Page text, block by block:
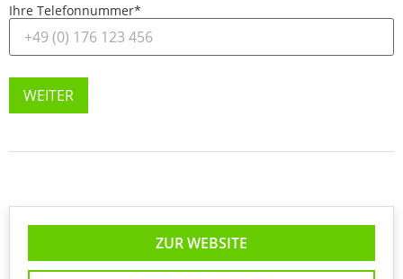
Ihre Telefonnummer*
WEITER
ZUR WEBSITE